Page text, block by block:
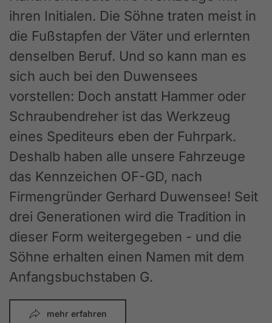
ihren Initialen. Die Söhne traten meist in
die Fußstapfen der Väter und erlernten
denselben Beruf. Und so kann man es
sich auch bei den Duwensees
vorstellen: Doch anstatt Hammer oder
Schraubendreher ist das Werkzeug
eines Spediteurs eben der Fuhrpark.
Deshalb haben alle unsere Fahrzeuge
das Kennzeichen OF-GD, nach
Firmengründer Gerhard Duwensee! Seit
drei Generationen wird die Tradition in
dieser Form weitergegeben - und die
Söhne erhalten einen Namen mit dem
Anfangsbuchstaben G.
mehr erfahren